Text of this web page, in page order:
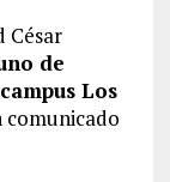
César
de
Los
comunicado